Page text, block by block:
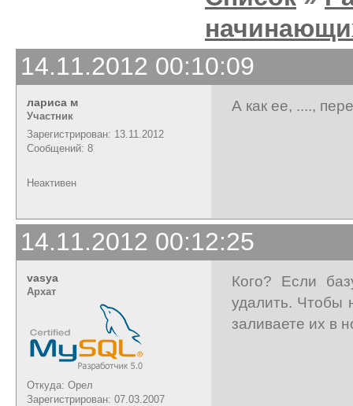
14.11.2012 00:10:09
лариса м
Участник
Зарегистрирован: 13.11.2012
Сообщений: 8
А как ее, ....,
Неактивен
14.11.2012 00:12:25
vasya
Архат
Откуда: Орел
Зарегистрирован: 07.03.2007
Кого? Если
удалить. Чтобы
заливаете их в